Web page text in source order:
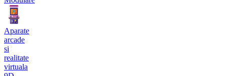
Aparate
arcade
si
realitate
virtuala